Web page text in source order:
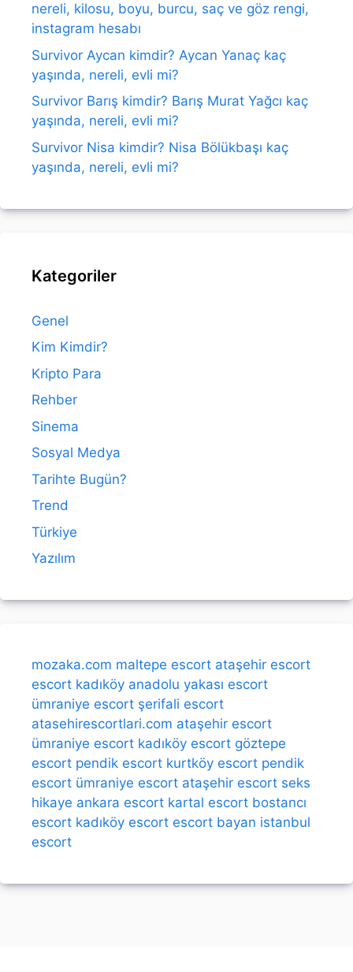
nereli, kilosu, boyu, burcu, saç ve göz rengi,
instagram hesabı
Survivor Aycan kimdir? Aycan Yanaç kaç
yaşında, nereli, evli mi?
Survivor Barış kimdir? Barış Murat Yağcı kaç
yaşında, nereli, evli mi?
Survivor Nisa kimdir? Nisa Bölükbaşı kaç
yaşında, nereli, evli mi?
Kategoriler
Genel
Kim Kimdir?
Kripto Para
Rehber
Sinema
Sosyal Medya
Tarihte Bugün?
Trend
Türkiye
Yazılım
mozaka.com maltepe escort ataşehir escort
escort kadıköy anadolu yakası escort
ümraniye escort şerifali escort
atasehirescortlari.com ataşehir escort
ümraniye escort kadıköy escort göztepe
escort pendik escort kurtköy escort pendik
escort ümraniye escort ataşehir escort seks
hikaye ankara escort kartal escort bostancı
escort kadıköy escort escort bayan istanbul
escort